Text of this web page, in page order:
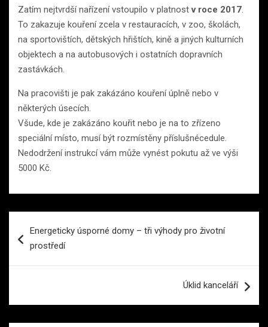
Zatím nejtvrdší nařízení vstoupilo v platnostv roce 2017.
To zakazuje kouření zcela v restauracích, v zoo, školách,
na sportovištích, dětských hřištích, kině a jiných kulturních
objektech a na autobusových i ostatních dopravních
zastávkách.
Na pracovišti je pak zakázáno kouření úplně nebo v
některých úsecích.
Všude, kde je zakázáno kouřit nebo je na to zřízeno
speciální místo, musí být rozmístěny příslušnécedule.
Nedodržení instrukcí vám může vynést pokutu až ve výši
5000 Kč.
proEnergeticky úsporné domy – tři výhody pro životní
prostředí
Úklid kanceláří